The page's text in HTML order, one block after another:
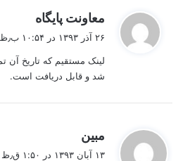
معاونت پایگاه
:
۲۶ آذر ۱۳۹۳ در ۱۰:۵۴ ب٫ظ
لینک مستقیم که تاریخ آن
شد و قابل دریافت است.
مبین
۱۳ آبان ۱۳۹۳ در ۱:۵۰ ق٫ظ